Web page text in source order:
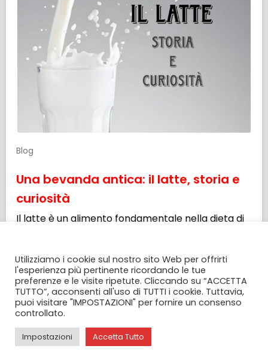
Blog
Una bevanda antica: il latte, storia e
curiosità
Il latte è un alimento fondamentale nella dieta di
Utilizziamo i cookie sul nostro sito Web per offrirti
l'esperienza più pertinente ricordando le tue
preferenze e le visite ripetute. Cliccando su “ACCETTA
TUTTO”, acconsenti all'uso di TUTTI i cookie. Tuttavia,
puoi visitare "IMPOSTAZIONI" per fornire un consenso
controllato.
Impostazioni Accetta Tutto